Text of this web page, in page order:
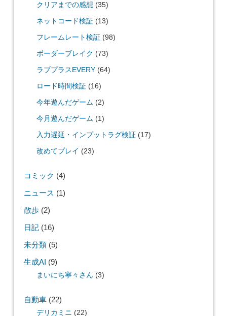
クリアまでの感想 (35)
ネットコード検証(13)
フレームレート検証(98)
ボーダーブレイク (73)
ラブプラスEVERY(64)
ロード時間検証(16)
今年遊んだゲーム (2)
今月遊んだゲーム (1)
入力遅延・インプットラグ検証(17)
改めてプレイ (23)
コミック (4)
ニュース (1)
散歩(2)
日記(16)
未分類(5)
生成AI (9)
まいにち寧々さん (3)
自動車(22)
デリカミニ (22)